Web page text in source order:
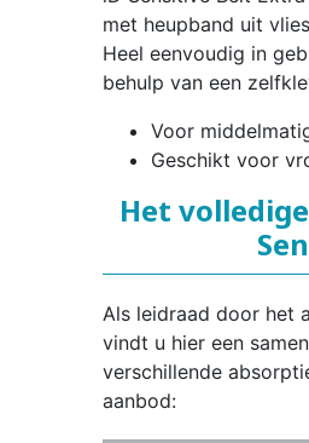
met heupband uit
Heel eenvoudig in
behulp van een
Voor
Geschikt voor
Het
Als leidraad door het
vindt u hier een
verschillende
aanbod: